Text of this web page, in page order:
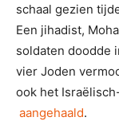
schaal gezien
Een jihadist,
soldaten doodde
vier Joden
ook het
aangehaald.